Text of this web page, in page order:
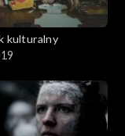
kulturalny